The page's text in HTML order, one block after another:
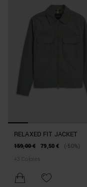
RELAXED FIT JACKET
159,00 € 79,50 €
(-50%)
+ 3 Colores